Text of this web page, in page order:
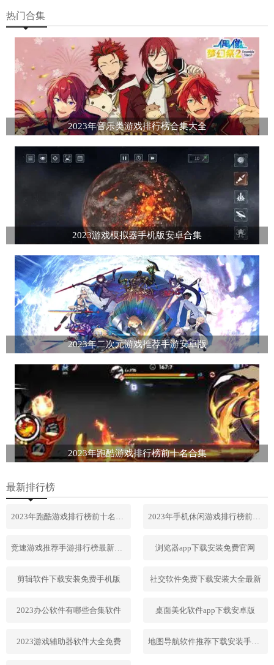
热门合集
2023年音乐类游戏排行榜合集大全
2023游戏模拟器手机版安卓合集
2023年二次元游戏推荐手游安卓版
2023年跑酷游戏排行榜前十名合集
最新排行榜
2023年跑酷游戏排行榜前十名合集 2023年手机休闲游戏排行榜前十名
竞速游戏推荐手游排行榜最新2023 浏览器app下载安装免费官网
剪辑软件下载安装免费手机版 社交软件免费下载安装大全最新
2023办公软件有哪些合集软件 桌面美化软件app下载安卓版
2023游戏辅助器软件大全免费 地图导航软件推荐下载安装手机版